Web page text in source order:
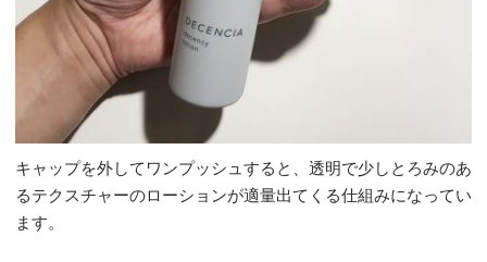
キャップを外してワンプッシュすると、透明で少しとろみのあ
るテクスチャーのローションが適量出てくる仕組みになってい
ます。